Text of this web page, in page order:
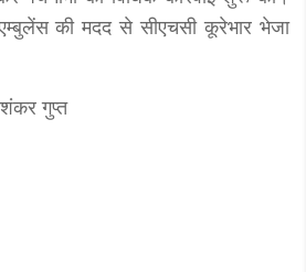
की मदद से सीएचसी कूरेभार भेजा
गुप्त